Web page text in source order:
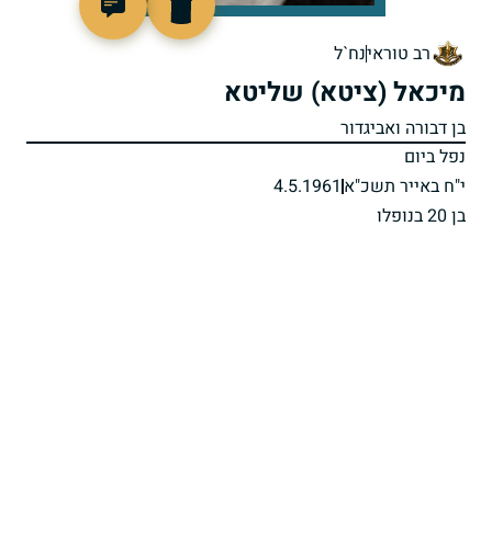
רב טוראינח`ל
מיכאל (ציטא) שליטא
בן דבורה ואביגדור
נפל ביום
י"ח באייר תשכ"א 4.5.1961
בן 20 בנופלו